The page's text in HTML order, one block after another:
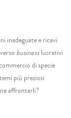
inadeguate e ricavi
businesslucrativi
di specie
più preziosi
affrontarli?